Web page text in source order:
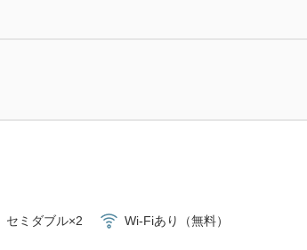
セミダブル×2 Wi-Fiあり（無料）